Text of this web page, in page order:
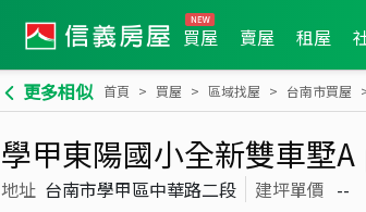
買屋 賣屋 租屋
更多相似 首頁 買屋 區域找屋 台南市買屋
學甲東陽國小全新雙車墅A
地址 台南市學甲區中華路二段 建坪單價 --